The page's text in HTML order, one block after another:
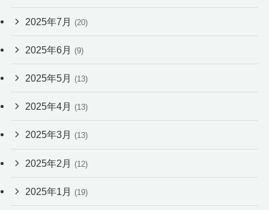
2025年7月 (20)
2025年6月 (9)
2025年5月 (13)
2025年4月 (13)
2025年3月 (13)
2025年2月 (12)
2025年1月 (19)